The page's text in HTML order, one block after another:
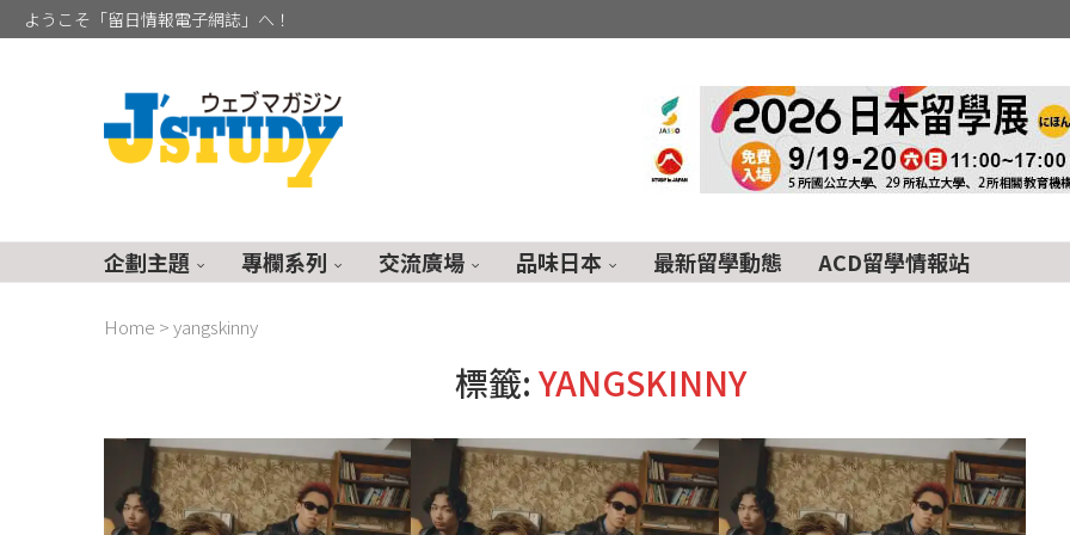
ようこそ「留日情報電子網誌」へ！
企劃主題 專欄系列 交流廣場 品味日本 最新留學動態 ACD留學情報站
Home >yangskinny
標籤:YANGSKINNY